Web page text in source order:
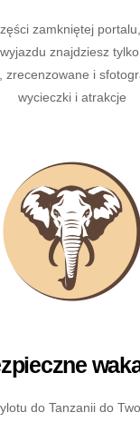
zamkniętej
znajdziesz
zrecenzowane i
wycieczki i atrakcje
do Tanzanii do